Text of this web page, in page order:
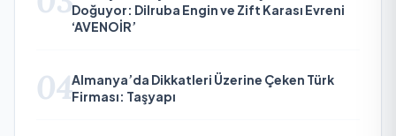
Doğuyor: Dilruba Engin ve Zift Karası Evreni
‘AVENOİR’
04Almanya’da Dikkatleri Üzerine Çeken Türk
Firması: Taşyapı